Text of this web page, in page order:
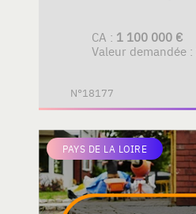
CA : 1 100 000 €
Valeur demandée :
N°18177
PAYS DE LA LOIRE